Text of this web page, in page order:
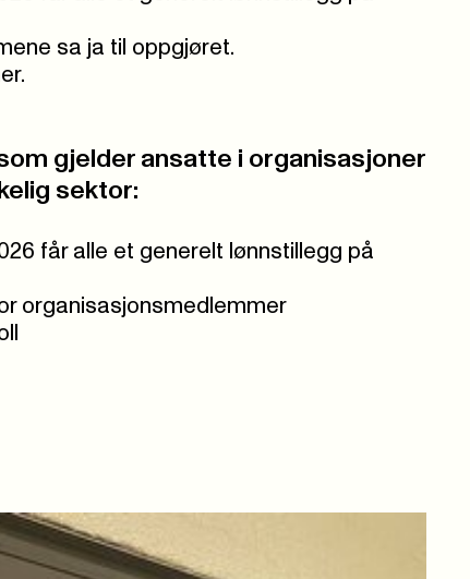
sa ja til oppgjøret.
gjelder ansatte i organisasjoner
sektor:
får alle et generelt lønnstillegg på
organisasjonsmedlemmer